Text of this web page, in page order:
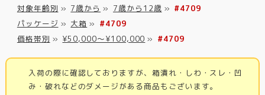
対象年齢別 » 7歳から » 7歳から12歳 » #4709
パッケージ » 大箱 » #4709
価格帯別 » ¥50,000～¥100,000 » #4709
入荷の際に確認しておりますが、箱潰れ・しわ・スレ・凹
み・破れなどのダメージがある商品もございます。